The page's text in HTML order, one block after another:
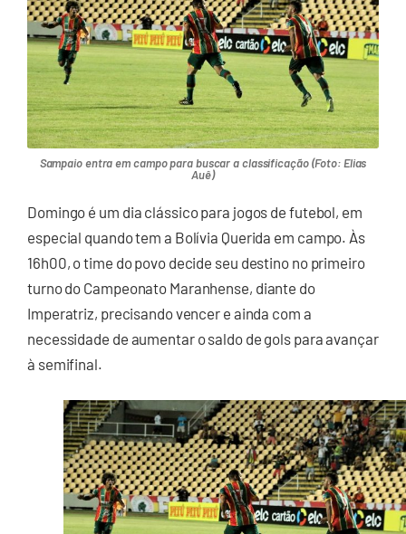
Sampaio entra em campo para buscar a classificação (Foto: Elias
Auê)
Domingo é um dia clássico para jogos de futebol, em
especial quando tem a Bolívia Querida em campo. Às
16h00, o time do povo decide seu destino no primeiro
turno do Campeonato Maranhense, diante do
Imperatriz, precisando vencer e ainda com a
necessidade de aumentar o saldo de gols para avançar
à semifinal.